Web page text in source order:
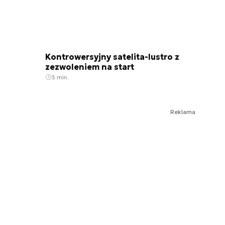
Kontrowersyjny satelita-lustro z
zezwoleniem na start
3 min.
Reklama